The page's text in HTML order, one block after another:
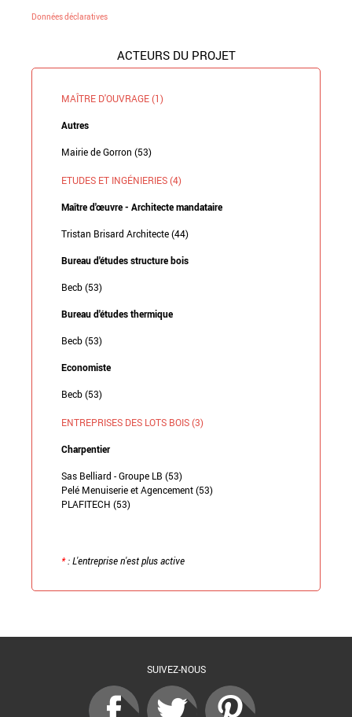
Données déclaratives
ACTEURS DU PROJET
MAÎTRE D'OUVRAGE (1)
Autres
Mairie de Gorron (53)
ETUDES ET INGÉNIERIES (4)
Maître d'œuvre - Architecte mandataire
Tristan Brisard Architecte (44)
Bureau d'études structure bois
Becb (53)
Bureau d'études thermique
Becb (53)
Economiste
Becb (53)
ENTREPRISES DES LOTS BOIS (3)
Charpentier
Sas Belliard - Groupe LB (53)
Pelé Menuiserie et Agencement (53)
PLAFITECH (53)
*: L'entreprise n'est plus active
SUIVEZ-NOUS